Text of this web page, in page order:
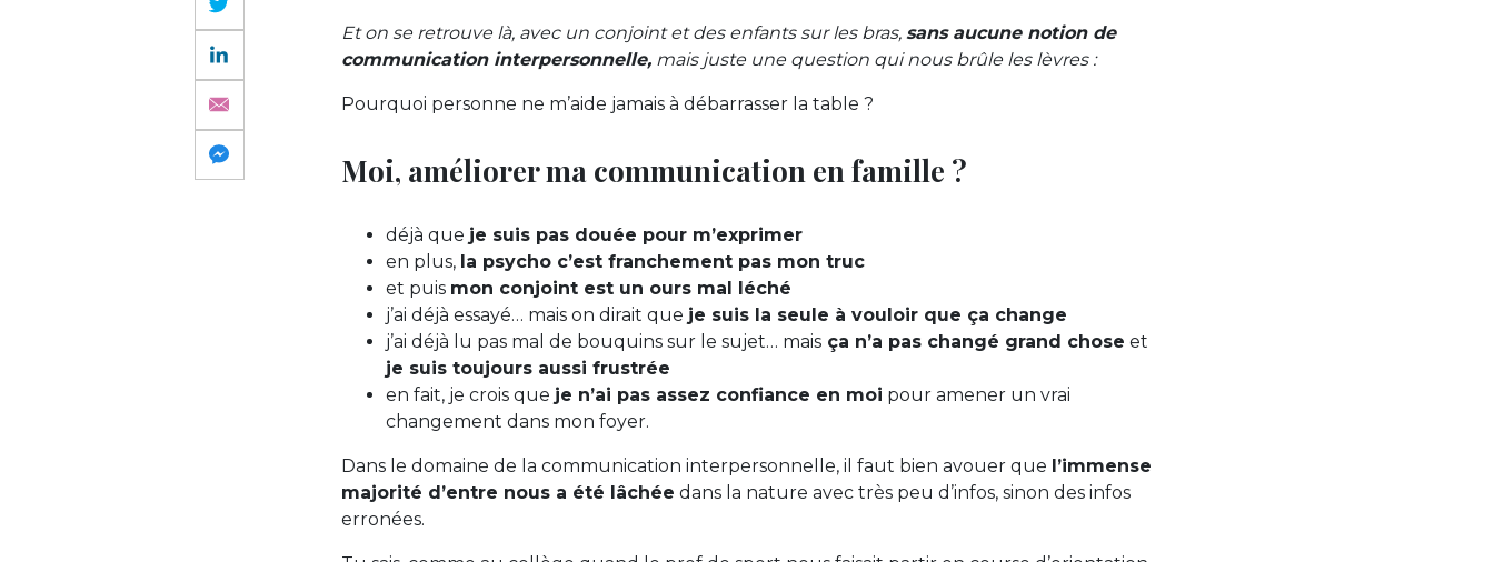
Et on se retrouve là, avec un conjoint et des enfants sur les bras, sans aucune notion de
communication interpersonnelle, mais juste une question qui nous brûle les lèvres :
Pourquoi personne ne m’aide jamais à débarrasser la table ?
Moi, améliorer ma communication en famille ?
déjà que je suis pas douée pour m’exprimer
en plus, la psycho c’est franchement pas mon truc
et puis mon conjoint est un ours mal léché
j’ai déjà essayé… mais on dirait que je suis la seule à vouloir que ça change
j’ai déjà lu pas mal de bouquins sur le sujet… mais ça n’a pas changé grand chose et
je suis toujours aussi frustrée
en fait, je crois que je n’ai pas assez confiance en moi pour amener un vrai
changement dans mon foyer.
Dans le domaine de la communication interpersonnelle, il faut bien avouer que l’immense
majorité d’entre nous a été lâchée dans la nature avec très peu d’infos, sinon des infos
erronées.